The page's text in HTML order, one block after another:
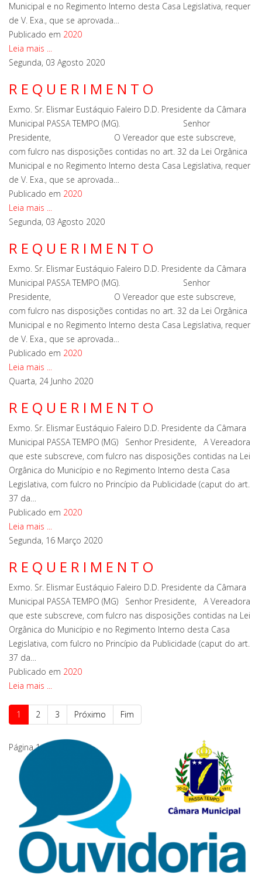
Municipal e no Regimento Interno desta Casa Legislativa, requer
de V. Exa., que se aprovada…
Publicado em 2020
Leia mais ...
Segunda, 03 Agosto 2020
R E Q U E R I M E N T O
Exmo. Sr. Elismar Eustáquio Faleiro D.D. Presidente da Câmara
Municipal PASSA TEMPO (MG). Senhor
Presidente, O Vereador que este subscreve,
com fulcro nas disposições contidas no art. 32 da Lei Orgânica
Municipal e no Regimento Interno desta Casa Legislativa, requer
de V. Exa., que se aprovada…
Publicado em 2020
Leia mais ...
Segunda, 03 Agosto 2020
R E Q U E R I M E N T O
Exmo. Sr. Elismar Eustáquio Faleiro D.D. Presidente da Câmara
Municipal PASSA TEMPO (MG). Senhor
Presidente, O Vereador que este subscreve,
com fulcro nas disposições contidas no art. 32 da Lei Orgânica
Municipal e no Regimento Interno desta Casa Legislativa, requer
de V. Exa., que se aprovada…
Publicado em 2020
Leia mais ...
Quarta, 24 Junho 2020
R E Q U E R I M E N T O
Exmo. Sr. Elismar Eustáquio Faleiro D.D. Presidente da Câmara
Municipal PASSA TEMPO (MG) Senhor Presidente, A Vereadora
que este subscreve, com fulcro nas disposições contidas na Lei
Orgânica do Município e no Regimento Interno desta Casa
Legislativa, com fulcro no Princípio da Publicidade (caput do art.
37 da…
Publicado em 2020
Leia mais ...
Segunda, 16 Março 2020
R E Q U E R I M E N T O
Exmo. Sr. Elismar Eustáquio Faleiro D.D. Presidente da Câmara
Municipal PASSA TEMPO (MG) Senhor Presidente, A Vereadora
que este subscreve, com fulcro nas disposições contidas na Lei
Orgânica do Município e no Regimento Interno desta Casa
Legislativa, com fulcro no Princípio da Publicidade (caput do art.
37 da…
Publicado em 2020
Leia mais ...
1 2 3 Próximo Fim
Página 1 de 3